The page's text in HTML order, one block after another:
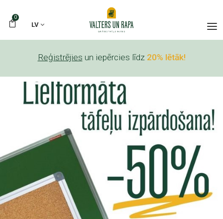
0
LV
Reģistrējies un iepērcies līdz 20% lētāk!